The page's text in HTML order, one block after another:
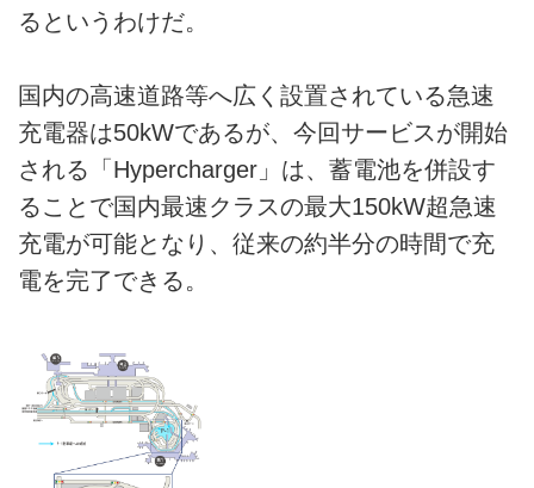
るというわけだ。
国内の高速道路等へ広く設置されている急速
充電器は50kWであるが、今回サービスが開始
される「Hypercharger」は、蓄電池を併設す
ることで国内最速クラスの最大150kW超急速
充電が可能となり、従来の約半分の時間で充
電を完了できる。